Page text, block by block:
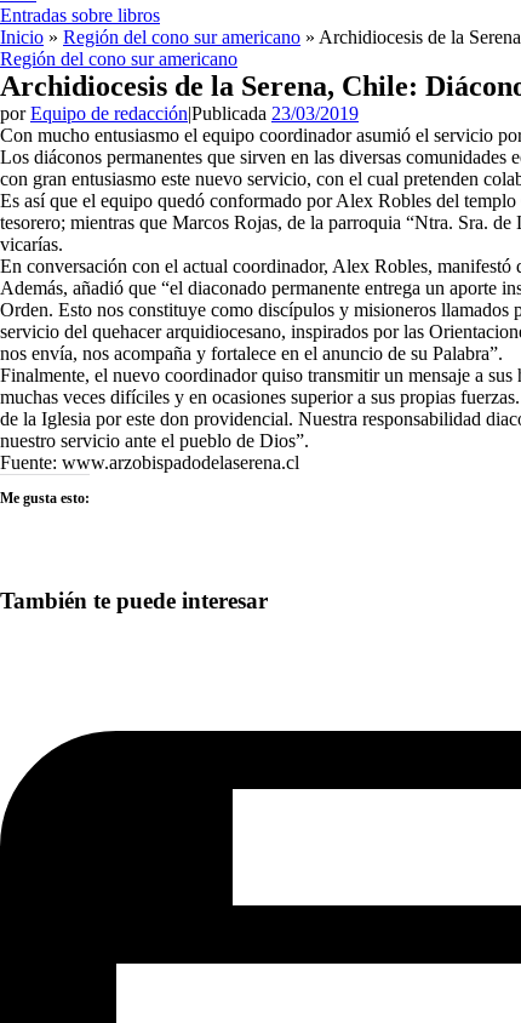
Entradas sobre libros
Inicio » Región del cono sur americano » Archidiocesis de la
Región del cono sur americano
Archidiocesis de la Serena, Chile:
porEquipo de redacción|Publicada 23/03/2019
Con mucho entusiasmo el equipo coordinador asumió el servicio
Los diáconos permanentes que sirven en las diversas
con gran entusiasmo este nuevo servicio, con el cual pretenden
Es así que el equipo quedó conformado por Alex Robles del
tesorero; mientras que Marcos Rojas, de la parroquia “Ntra. Sra.
vicarías.
En conversación con el actual coordinador, Alex Robles,
Además, añadió que “el diaconado permanente entrega un aporte
Orden. Esto nos constituye como discípulos y misioneros
servicio del quehacer arquidiocesano, inspirados por las
nos envía, nos acompaña y fortalece en el anuncio de su Palabra”.
Finalmente, el nuevo coordinador quiso transmitir un mensaje a
muchas veces difíciles y en ocasiones superior a sus propias
de la Iglesia por este don providencial. Nuestra responsabilidad
nuestro servicio ante el pueblo de Dios”.
Fuente: www.arzobispadodelaserena.cl
Me gusta esto:
También te puede interesar